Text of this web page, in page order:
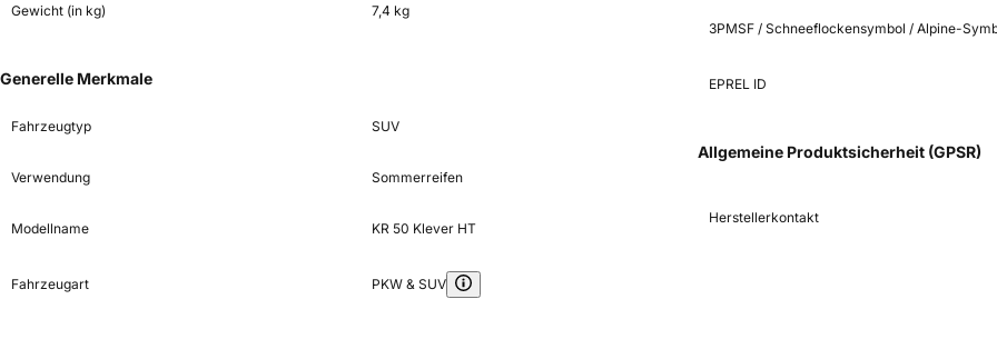
Gewicht (in kg) 7,4 kg
Generelle Merkmale
Fahrzeugtyp SUV
Verwendung Sommerreifen
Modellname KR 50 Klever HT
Fahrzeugart PKW & SUV
3PMSF / Schneeflockensymbol / Alpine-
EPREL ID
Allgemeine Produktsicherheit (GPSR)
Herstellerkontakt